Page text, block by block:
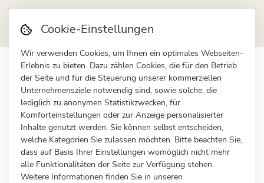
Cookie-Einstellungen
Wir verwenden Cookies, um Ihnen ein optimales Webseiten-
Erlebnis zu bieten. Dazu zählen Cookies, die für den Betrieb
der Seite und für die Steuerung unserer kommerziellen
Unternehmensziele notwendig sind, sowie solche, die
lediglich zu anonymen Statistikzwecken, für
Komforteinstellungen oder zur Anzeige personalisierter
Inhalte genutzt werden. Sie können selbst entscheiden,
welche Kategorien Sie zulassen möchten. Bitte beachten Sie,
dass auf Basis Ihrer Einstellungen womöglich nicht mehr
alle Funktionalitäten der Seite zur Verfügung stehen.
Weitere Informationen finden Sie in unseren
FLEXIBLES PERSONALMANAGEMENT AUF ALLEN EBENEN
Menschen beraten, Karrieren
fördern, Teams stärken.